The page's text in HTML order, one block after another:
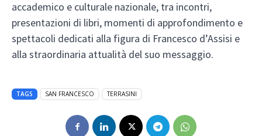
accademico e culturale nazionale, tra incontri,
presentazioni di libri, momenti di approfondimento e
spettacoli dedicati alla figura di Francesco d’Assisi e
alla straordinaria attualità del suo messaggio.
TAGS SAN FRANCESCO TERRASINI